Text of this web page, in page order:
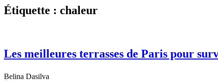
Étiquette : chaleur
Les meilleures terrasses de Paris pour
Belina Dasilva